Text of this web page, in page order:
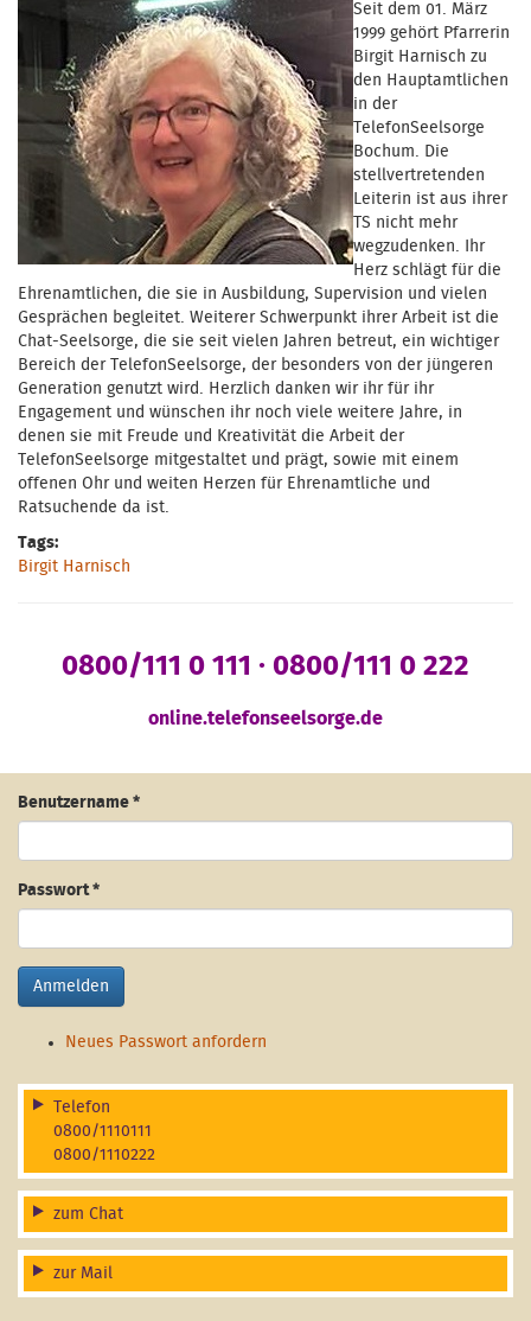
Seit dem 01. März
1999 gehört Pfarrerin
Birgit Harnisch zu
den Hauptamtlichen
in der
TelefonSeelsorge
Bochum. Die
stellvertretenden
Leiterin ist aus ihrer
TS nicht mehr
wegzudenken. Ihr
Herz schlägt für die
Ehrenamtlichen, die sie in Ausbildung, Supervision und vielen
Gesprächen begleitet. Weiterer Schwerpunkt ihrer Arbeit ist die
Chat-Seelsorge, die sie seit vielen Jahren betreut, ein wichtiger
Bereich der TelefonSeelsorge, der besonders von der jüngeren
Generation genutzt wird. Herzlich danken wir ihr für ihr
Engagement und wünschen ihr noch viele weitere Jahre, in
denen sie mit Freude und Kreativität die Arbeit der
TelefonSeelsorge mitgestaltet und prägt, sowie mit einem
offenen Ohr und weiten Herzen für Ehrenamtliche und
Ratsuchende da ist.
Tags:
Birgit Harnisch
0800/111 0 111 · 0800/111 0 222
online.telefonseelsorge.de
Benutzername *
Passwort*
Anmelden
Neues Passwort anfordern
Telefon
0800/1110111
0800/1110222
zum Chat
zur Mail